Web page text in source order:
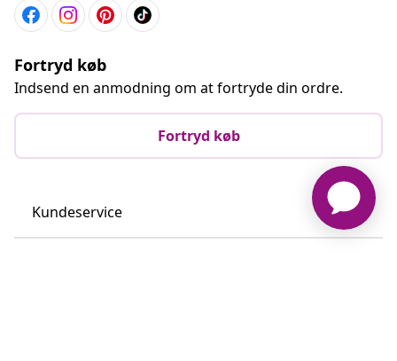
Fortryd køb
Indsend en anmodning om at fortryde din ordre.
Fortryd køb
Kundeservice